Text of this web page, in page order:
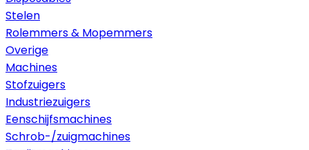
Stelen
Rolemmers & Mopemmers
Overige
Machines
Stofzuigers
Industriezuigers
Eenschijfsmachines
Schrob-/zuigmachines